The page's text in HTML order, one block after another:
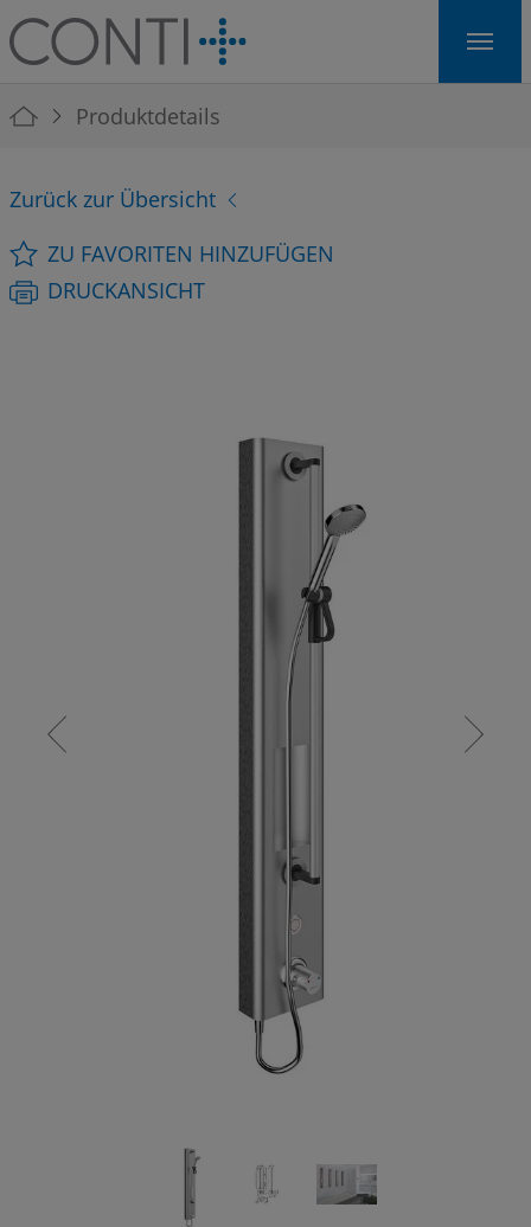
Skip to main navigation
Skip to main content
Skip to page footer
You are here:
Produktdetails
Zurück zur Übersicht
ZU FAVORITEN HINZUFÜGEN
DRUCKANSICHT